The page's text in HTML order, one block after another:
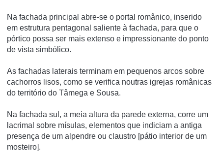
Na fachada principal abre-se o portal românico, inserido
em estrutura pentagonal saliente à fachada, para que o
pórtico possa ser mais extenso e impressionante do ponto
de vista simbólico.
As fachadas laterais terminam em pequenos arcos sobre
cachorros lisos, como se verifica noutras igrejas românicas
do território do Tâmega e Sousa.
Na fachada sul, a meia altura da parede externa, corre um
lacrimal sobre mí­sulas, elementos que indiciam a antiga
presença de um alpendre ou claustro [pátio interior de um
mosteiro].